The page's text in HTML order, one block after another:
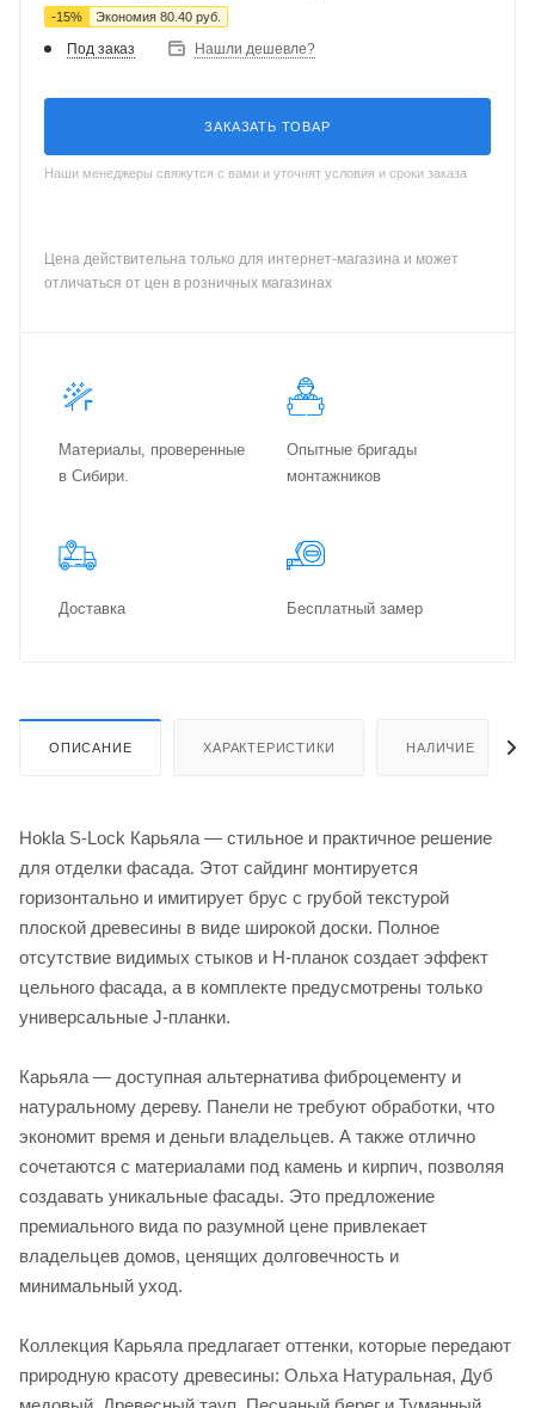
-15% Экономия 80.40 руб.
Под заказ Нашли дешевле?
ЗАКАЗАТЬ ТОВАР
Наши менеджеры свяжутся с вами и уточнят условия и сроки заказа
Цена действительна только для интернет-магазина и может
отличаться от цен в розничных магазинах
Материалы, проверенные
в Сибири.
Опытные бригады
монтажников
Доставка Бес­плат­ный замер
ОПИСАНИЕ ХАРАКТЕРИСТИКИ НАЛИЧИЕ
Hokla S-Lock Карьяла — стильное и практичное решение
для отделки фасада. Этот сайдинг монтируется
горизонтально и имитирует брус с грубой текстурой
плоской древесины в виде широкой доски. Полное
отсутствие видимых стыков и H-планок создает эффект
цельного фасада, а в комплекте предусмотрены только
универсальные J-планки.
Карьяла — доступная альтернатива фиброцементу и
натуральному дереву. Панели не требуют обработки, что
экономит время и деньги владельцев. А также отлично
сочетаются с материалами под камень и кирпич, позволяя
создавать уникальные фасады. Это предложение
премиального вида по разумной цене привлекает
владельцев домов, ценящих долговечность и
минимальный уход.
Коллекция Карьяла предлагает оттенки, которые передают
природную красоту древесины: Ольха Натуральная, Дуб